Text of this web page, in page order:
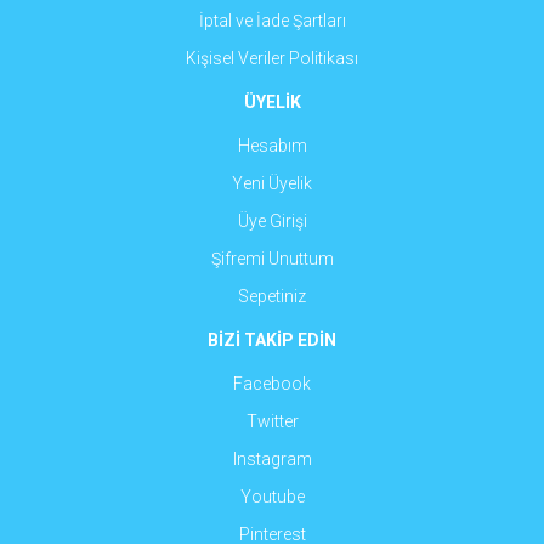
İptal ve İade Şartları
Kişisel Veriler Politikası
ÜYELİK
Hesabım
Yeni Üyelik
Üye Girişi
Şifremi Unuttum
Sepetiniz
BİZİ TAKİP EDİN
Facebook
Twitter
Instagram
Youtube
Pinterest